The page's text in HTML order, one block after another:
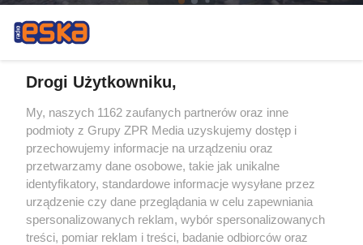
Drogi Użytkowniku,
My, naszych 1162 zaufanych partnerów oraz inne
podmioty z Grupy ZPR Media uzyskujemy dostęp i
przechowujemy informacje na urządzeniu oraz
przetwarzamy dane osobowe, takie jak unikalne
identyfikatory, standardowe informacje wysyłane przez
urządzenie czy dane przeglądania w celu zapewniania
spersonalizowanych reklam, wybór spersonalizowanych
treści, pomiar reklam i treści, badanie odbiorców oraz